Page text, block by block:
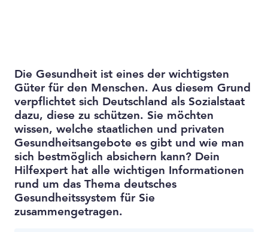
Die Gesundheit ist eines der wichtigsten
Güter für den Menschen. Aus diesem Grund
verpflichtet sich Deutschland als Sozialstaat
dazu, diese zu schützen. Sie möchten
wissen, welche staatlichen und privaten
Gesundheitsangebote es gibt und wie man
sich bestmöglich absichern kann? Dein
Hilfexpert hat alle wichtigen Informationen
rund um das Thema deutsches
Gesundheitssystem für Sie
zusammengetragen.